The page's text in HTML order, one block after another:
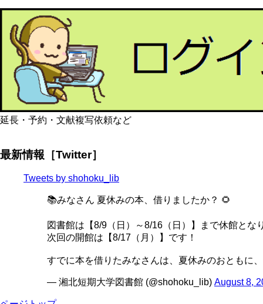
延長・予約・文献複写依頼など
最新情報［Twitter］
Tweets by shohoku_lib
📚みなさん 夏休みの本、借りましたか？ 🌻
図書館は【8/9（日）～8/16（日）】まで休館とな
次回の開館は【8/17（月）】です！
すでに本を借りたみなさんは、夏休みのおともに
— 湘北短期大学図書館 (@shohoku_lib) August 8,